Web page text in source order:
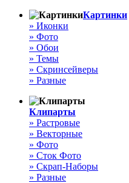
Картинки
» Иконки
» Фото
» Обои
» Темы
» Скринсейверы
» Разные
Клипарты
» Растровые
» Векторные
» Фото
» Сток Фото
» Скрап-Наборы
» Разные